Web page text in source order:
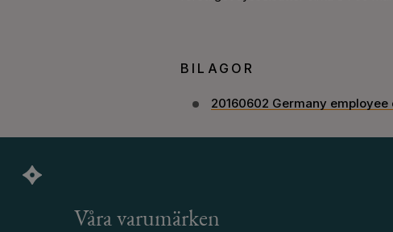
BILAGOR
20160602 Germany
Våra varumärken